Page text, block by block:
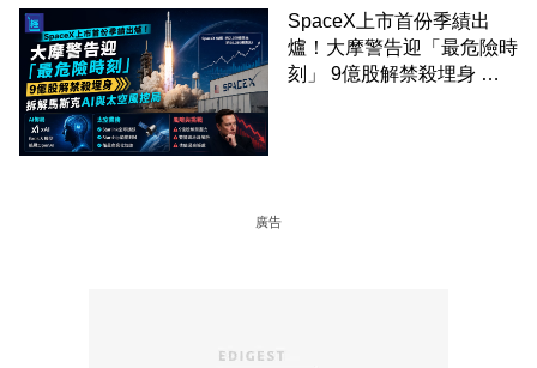
SpaceX上市首份季績出
爐！大摩警告迎「最危險時
刻」 9億股解禁殺埋身 拆
廣告